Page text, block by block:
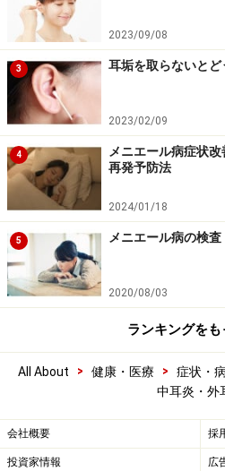
2023/09/08
3 耳垢を取らないと
2023/02/09
4
メニエール病症状
再発予防法
2024/01/18
5 メニエール病の検
2020/08/03
ランキングをも
All About > 健康・医療 > 症状・
中耳炎・外
会社概要 採
投資家情報 広